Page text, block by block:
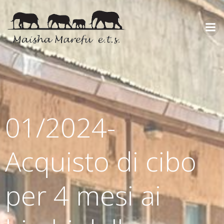
01/2024-
Acquisto di cibo
per 4 mesi ai